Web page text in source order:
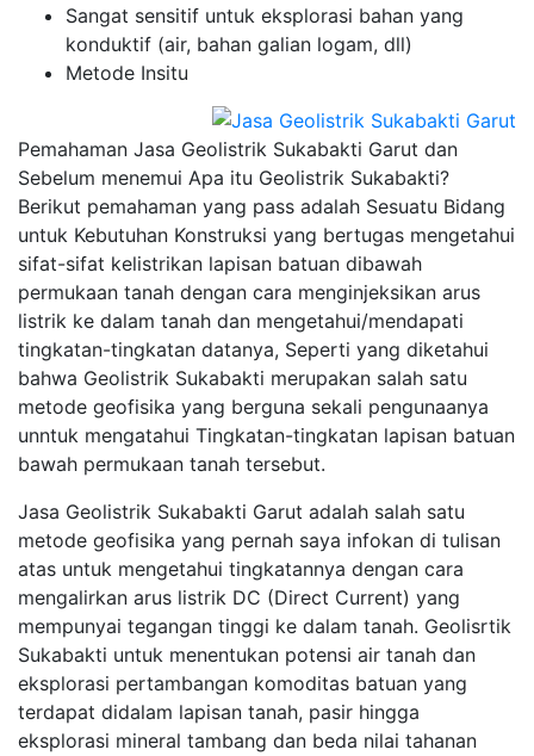
Sangat sensitif untuk eksplorasi bahan yang
konduktif (air, bahan galian logam, dll)
Metode Insitu
Pemahaman Jasa Geolistrik Sukabakti Garut dan
Sebelum menemui Apa itu Geolistrik Sukabakti?
Berikut pemahaman yang pass adalah Sesuatu Bidang
untuk Kebutuhan Konstruksi yang bertugas mengetahui
sifat-sifat kelistrikan lapisan batuan dibawah
permukaan tanah dengan cara menginjeksikan arus
listrik ke dalam tanah dan mengetahui/mendapati
tingkatan-tingkatan datanya, Seperti yang diketahui
bahwa Geolistrik Sukabakti merupakan salah satu
metode geofisika yang berguna sekali pengunaanya
unntuk mengatahui Tingkatan-tingkatan lapisan batuan
bawah permukaan tanah tersebut.
Jasa Geolistrik Sukabakti Garut adalah salah satu
metode geofisika yang pernah saya infokan di tulisan
atas untuk mengetahui tingkatannya dengan cara
mengalirkan arus listrik DC (Direct Current) yang
mempunyai tegangan tinggi ke dalam tanah. Geolisrtik
Sukabakti untuk menentukan potensi air tanah dan
eksplorasi pertambangan komoditas batuan yang
terdapat didalam lapisan tanah, pasir hingga
eksplorasi mineral tambang dan beda nilai tahanan